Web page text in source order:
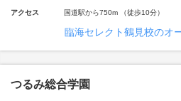
アクセス 国道駅から750m （徒歩10分）
臨海セレクト鶴見校のオ
つるみ総合学園